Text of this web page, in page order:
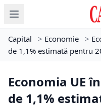
Capital > Economie >
de 1,1% estimată pentru
Economia UE
de 1,1%